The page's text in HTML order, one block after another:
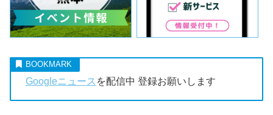
Googleニュース を配信中 登録お願いします